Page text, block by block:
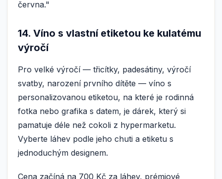
června."
14. Víno s vlastní etiketou ke kulatému
výročí
Pro velké výročí — třicítky, padesátiny, výročí
svatby, narození prvního dítěte — víno s
personalizovanou etiketou, na které je rodinná
fotka nebo grafika s datem, je dárek, který si
pamatuje déle než cokoli z hypermarketu.
Vyberte láhev podle jeho chuti a etiketu s
jednoduchým designem.
Cena začíná na 700 Kč za láhev, prémiové